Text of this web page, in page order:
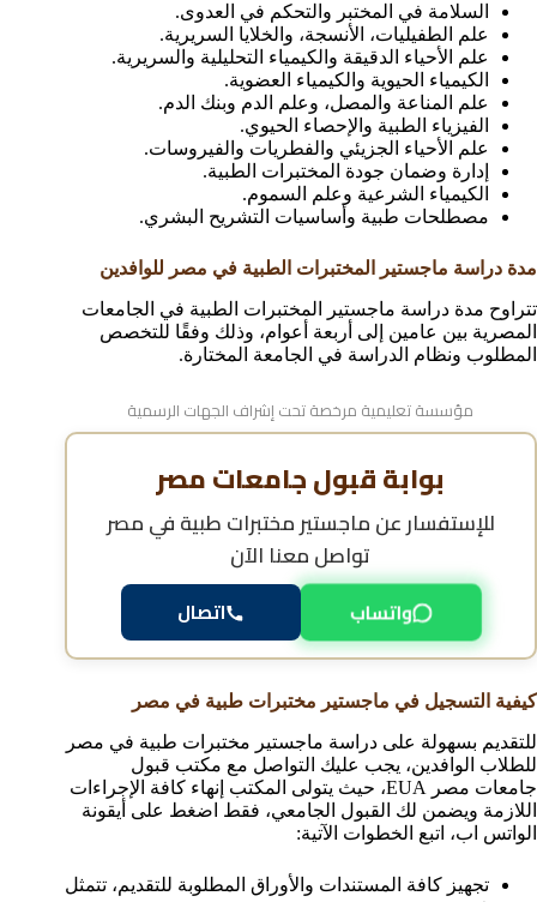
السلامة في المختبر والتحكم في العدوى.
علم الطفيليات، الأنسجة، والخلايا السريرية.
علم الأحياء الدقيقة والكيمياء التحليلية والسريرية.
الكيمياء الحيوية والكيمياء العضوية.
علم المناعة والمصل، وعلم الدم وبنك الدم.
الفيزياء الطبية والإحصاء الحيوي.
علم الأحياء الجزيئي والفطريات والفيروسات.
إدارة وضمان جودة المختبرات الطبية.
الكيمياء الشرعية وعلم السموم.
مصطلحات طبية وأساسيات التشريح البشري.
مدة دراسة ماجستير المختبرات الطبية في مصر للوافدين
تتراوح مدة دراسة ماجستير المختبرات الطبية في الجامعات
المصرية بين عامين إلى أربعة أعوام، وذلك وفقًا للتخصص
المطلوب ونظام الدراسة في الجامعة المختارة.
مؤسسة تعليمية مرخصة تحت إشراف الجهات الرسمية
بوابة قبول جامعات مصر
للإستفسار عنماجستير مختبرات طبية في مصر
تواصل معنا الآن
واتساب اتصال
كيفية التسجيل في ماجستير مختبرات طبية في مصر
للتقديم بسهولة على دراسة ماجستير مختبرات طبية في مصر
للطلاب الوافدين، يجب عليك التواصل مع مكتب قبول
جامعات مصر EUA، حيث يتولى المكتب إنهاء كافة الإجراءات
اللازمة ويضمن لك القبول الجامعي، فقط اضغط على أيقونة
الواتس اب، اتبع الخطوات الآتية:
تجهيز كافة المستندات والأوراق المطلوبة للتقديم، تتمثل